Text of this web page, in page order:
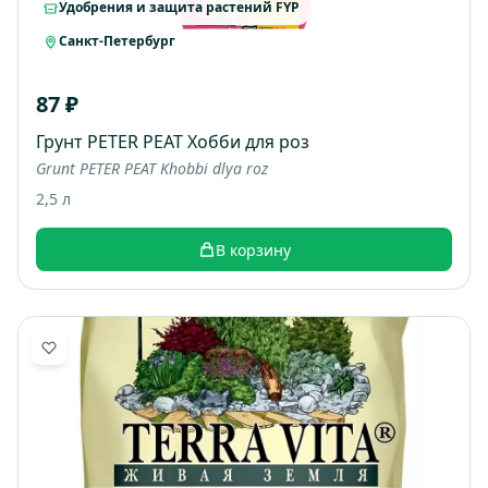
Удобрения и защита растений FYP
Санкт-Петербург
87 ₽
Грунт PETER PEAT Хобби для роз
Grunt PETER PEAT Khobbi dlya roz
2,5 л
В корзину